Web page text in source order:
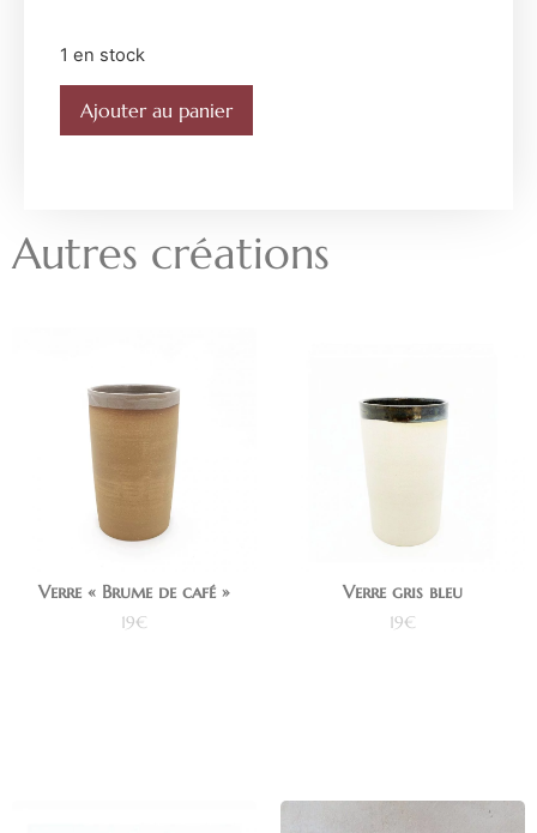
1 en stock
Ajouter au panier
Autres créations
Verre « Brume de café »
19€
Verre gris bleu
19€